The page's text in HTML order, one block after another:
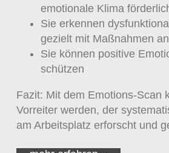
emotionale Klima
Sie erkennen
gezielt mit Maßnahmen
Sie können positive
schützen
Fazit: Mit dem Emotions-Scan
Vorreiter werden, der
am Arbeitsplatz erforscht und